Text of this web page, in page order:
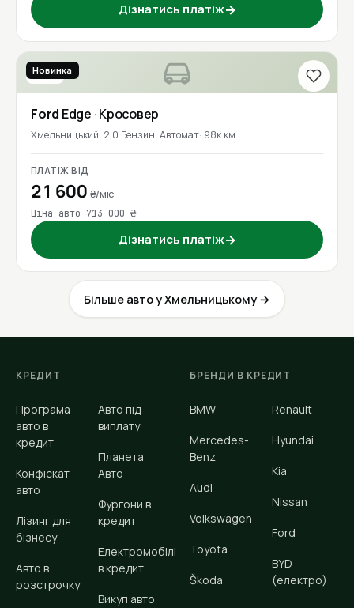
Дізнатись платіж→
2020
Новинка
Ford Edge · Кросовер
Хмельницький 2.0 Бензин Автомат 98к км
ПЛАТІЖ ВІД
21 600 ₴/міс
Ціна авто 713 000 ₴
Дізнатись платіж→
Більше авто у Хмельницькому →
КРЕДИТ
Програма
авто в
кредит
Конфіскат
авто
Лізинг для
бізнесу
Авто в
розстрочку
Авто під
виплату
Планета
Авто
Фургони в
кредит
Електромобілі
в кредит
Викуп авто
БРЕНДИ В КРЕДИТ
BMW
Mercedes-
Benz
Audi
Volkswagen
Toyota
Škoda
Renault
Hyundai
Kia
Nissan
Ford
BYD
(електро)